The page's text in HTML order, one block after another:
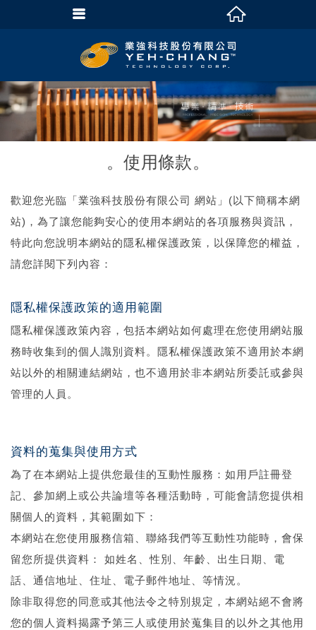
使用條款
歡迎您光臨「業強科技股份有限公司 網站」(以下簡稱本網
站)，為了讓您能夠安心的使用本網站的各項服務與資訊，
特此向您說明本網站的隱私權保護政策，以保障您的權益，
請您詳閱下列內容：
隱私權保護政策的適用範圍
隱私權保護政策內容，包括本網站如何處理在您使用網站服
務時收集到的個人識別資料。隱私權保護政策不適用於本網
站以外的相關連結網站，也不適用於非本網站所委託或參與
管理的人員。
資料的蒐集與使用方式
為了在本網站上提供您最佳的互動性服務：如用戶註冊登
記、參加網上或公共論壇等各種活動時，可能會請您提供相
關個人的資料，其範圍如下：
本網站在您使用服務信箱、聯絡我們等互動性功能時，會保
留您所提供資料： 如姓名、性別、年齡、出生日期、電
話、通信地址、住址、電子郵件地址、等情況。
除非取得您的同意或其他法令之特別規定，本網站絕不會將
您的個人資料揭露予第三人或使用於蒐集目的以外之其他用